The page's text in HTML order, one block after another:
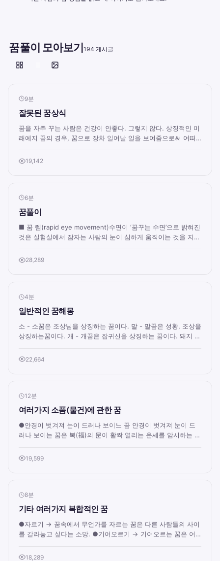
꿈풀이 모아보기194 게시글
9분
잘못된 꿈상식
꿈을 자주 꾸는 사람은 건강이 안좋다. 그렇지 않다. 상징적인 미
래예지 꿈의 경우, 꿈으로 장차 일어날 일을 보여줌으로써 어떠
19,142
6분
꿈풀이
■ 꿈 렘(rapid eye movement)수면이 ‘꿈꾸는 수면’으로 밝혀진
것은 실험실에서 잠자는 사람의 눈이 심하게 움직이는 것을 지켜
28,289
4분
일반적인 꿈해몽
소 - 소꿈은 조상님을 상징하는 꿈이다. 말 - 말꿈은 성황, 조상을
상징하는꿈이다. 개 - 개꿈은 잡귀신을 상징하는 꿈이다. 돼지 -
22,664
12분
여러가지 소품(물건)에 관한 꿈
●안경이 벗겨져 눈이 드러나 보이느 꿈 안경이 벗겨져 눈이 드
러나 보이는 꿈은 복(福)의 문이 활짝 열리는 운세를 암시하는 꿈
19,599
8분
기타 여러가지 복합적인 꿈
●자르기 → 꿈속에서 무언가를 자르는 꿈은 다른 사람들의 사이
를 갈라놓고 싶다는 소망. ●기어오르기 → 기어오르는 꿈은 어
18,289